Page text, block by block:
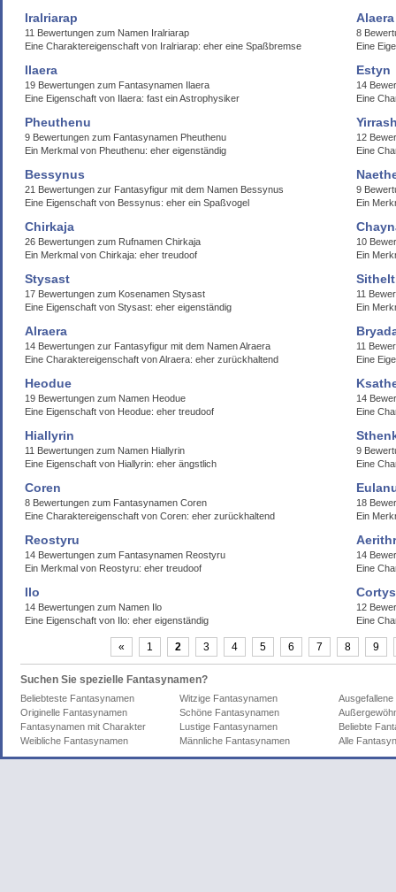
Iralriarap
11 Bewertungen zum Namen Iralriarap
Eine Charaktereigenschaft von Iralriarap: eher eine Spaßbremse
Alaera
8
Eine
Ilaera
19 Bewertungen zum Fantasynamen Ilaera
Eine Eigenschaft von Ilaera: fast ein Astrophysiker
Estyn
14
Eine
Pheuthenu
9 Bewertungen zum Fantasynamen Pheuthenu
Ein Merkmal von Pheuthenu: eher eigenständig
12
Eine
Bessynus
21 Bewertungen zur Fantasyfigur mit dem Namen Bessynus
Eine Eigenschaft von Bessynus: eher ein Spaßvogel
9
Ein
Chirkaja
26 Bewertungen zum Rufnamen Chirkaja
Ein Merkmal von Chirkaja: eher treudoof
10
Ein
Stysast
17 Bewertungen zum Kosenamen Stysast
Eine Eigenschaft von Stysast: eher eigenständig
11
Ein
Alraera
14 Bewertungen zur Fantasyfigur mit dem Namen Alraera
Eine Charaktereigenschaft von Alraera: eher zurückhaltend
11
Eine
Heodue
19 Bewertungen zum Namen Heodue
Eine Eigenschaft von Heodue: eher treudoof
14
Eine
Hiallyrin
11 Bewertungen zum Namen Hiallyrin
Eine Eigenschaft von Hiallyrin: eher ängstlich
9
Eine
Coren
8 Bewertungen zum Fantasynamen Coren
Eine Charaktereigenschaft von Coren: eher zurückhaltend
18
Ein
Reostyru
14 Bewertungen zum Fantasynamen Reostyru
Ein Merkmal von Reostyru: eher treudoof
14
Eine
Ilo
14 Bewertungen zum Namen Ilo
Eine Eigenschaft von Ilo: eher eigenständig
12
Eine
« 1 2 3 4 5 6 7 8 9
Suchen Sie spezielle Fantasynamen?
Beliebteste Fantasynamen Witzige Fantasynamen
Originelle Fantasynamen
Schöne Fantasynamen
Fantasynamen mit Charakter
Lustige Fantasynamen
Beliebte
Weibliche Fantasynamen
Männliche Fantasynamen Alle